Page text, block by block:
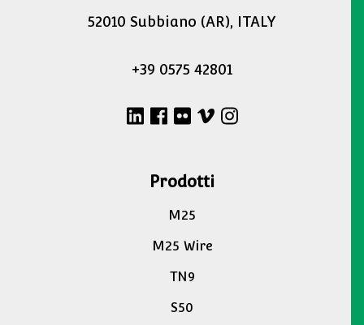
52010 Subbiano (AR), ITALY
+39 0575 42801
Prodotti
M25
M25 Wire
TN9
S50